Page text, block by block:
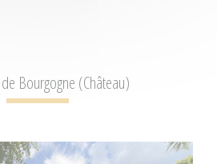
Bourgogne (Château)